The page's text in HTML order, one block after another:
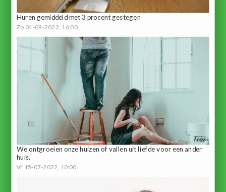
Huren gemiddeld met 3 procent gestegen
Zo 04-09-2022, 16:00
We ontgroeien onze huizen of vallen uit liefde voor een ander
huis.
Vr 15-07-2022, 10:00